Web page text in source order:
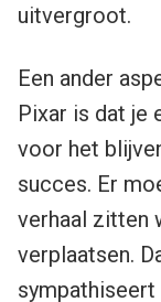
uitvergroot.
Een ander
Pixar is dat je
voor het
succes. Er
verhaal zitten
verplaatsen.